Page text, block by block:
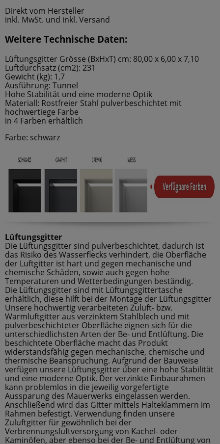
Direkt vom Hersteller
inkl. MwSt. und inkl. Versand
Weitere Technische Daten:
Lüftungsgitter Grösse (BxHxT) cm: 80,00 x 6,00 x 7,10
Luftdurchsatz (cm2): 231
Gewicht (kg): 1,7
Ausführung: Tunnel
Hohe Stabilität und eine moderne Optik
Materiall: Rostfreier Stahl pulverbeschichtet mit
hochwertiege Farbe
in 4 Farben erhältlich
Farbe: schwarz
Lüftungsgitter
Die Lüftungsgitter sind pulverbeschichtet, dadurch ist
das Risiko des Wasserflecks verhindert, die Oberfläche
der Luftgitter ist hart und gegen mechanische und
chemische Schäden, sowie auch gegen hohe
Temperaturen und Wetterbedingungen beständig.
Die Lüftungsgitter sind mit Lüftungsgittertasche
erhältlich, diese hilft bei der Montage der Lüftungsgitter
Unsere hochwertig verarbeiteten Zuluft- bzw.
Warmluftgitter aus verzinktem Stahlblech und mit
pulverbeschichteter Oberfläche eignen sich für die
unterschiedlichsten Arten der Be- und Entlüftung. Die
beschichtete Oberfläche macht das Produkt
widerstandsfähig gegen mechanische, chemische und
thermische Beanspruchung. Aufgrund der Bauweise
verfügen unsere Lüftungsgitter über eine hohe Stabilität
und eine moderne Optik. Der verzinkte Einbaurahmen
kann problemlos in die jeweilig vorgefertigte
Aussparung des Mauerwerks eingelassen werden.
Anschließend wird das Gitter mittels Halteklammern im
Rahmen befestigt. Verwendung finden unsere
Zuluftgitter für gewöhnlich bei der
Verbrennungsluftversorgung von Kachel- oder
Kaminöfen, aber ebenso bei der Be- und Entlüftung von